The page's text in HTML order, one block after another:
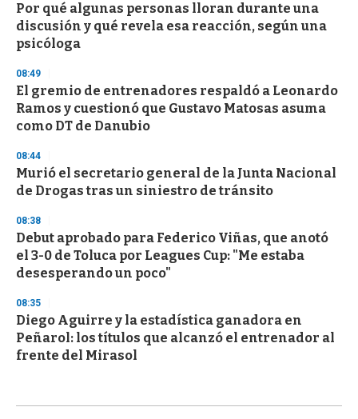
Por qué algunas personas lloran durante una
discusión y qué revela esa reacción, según una
psicóloga
08:49
El gremio de entrenadores respaldó a Leonardo
Ramos y cuestionó que Gustavo Matosas asuma
como DT de Danubio
08:44
Murió el secretario general de la Junta Nacional
de Drogas tras un siniestro de tránsito
08:38
Debut aprobado para Federico Viñas, que anotó
el 3-0 de Toluca por Leagues Cup: "Me estaba
desesperando un poco"
08:35
Diego Aguirre y la estadística ganadora en
Peñarol: los títulos que alcanzó el entrenador al
frente del Mirasol